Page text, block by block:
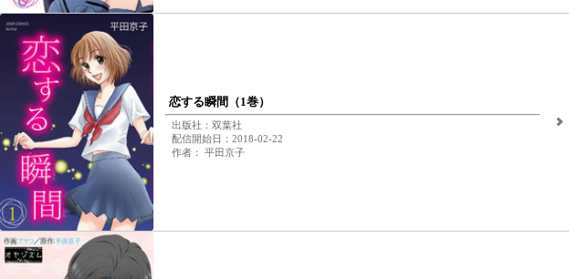
恋する瞬間（1巻）
出版社：双葉社
配信開始日：2018-02-22
作者： 平田京子